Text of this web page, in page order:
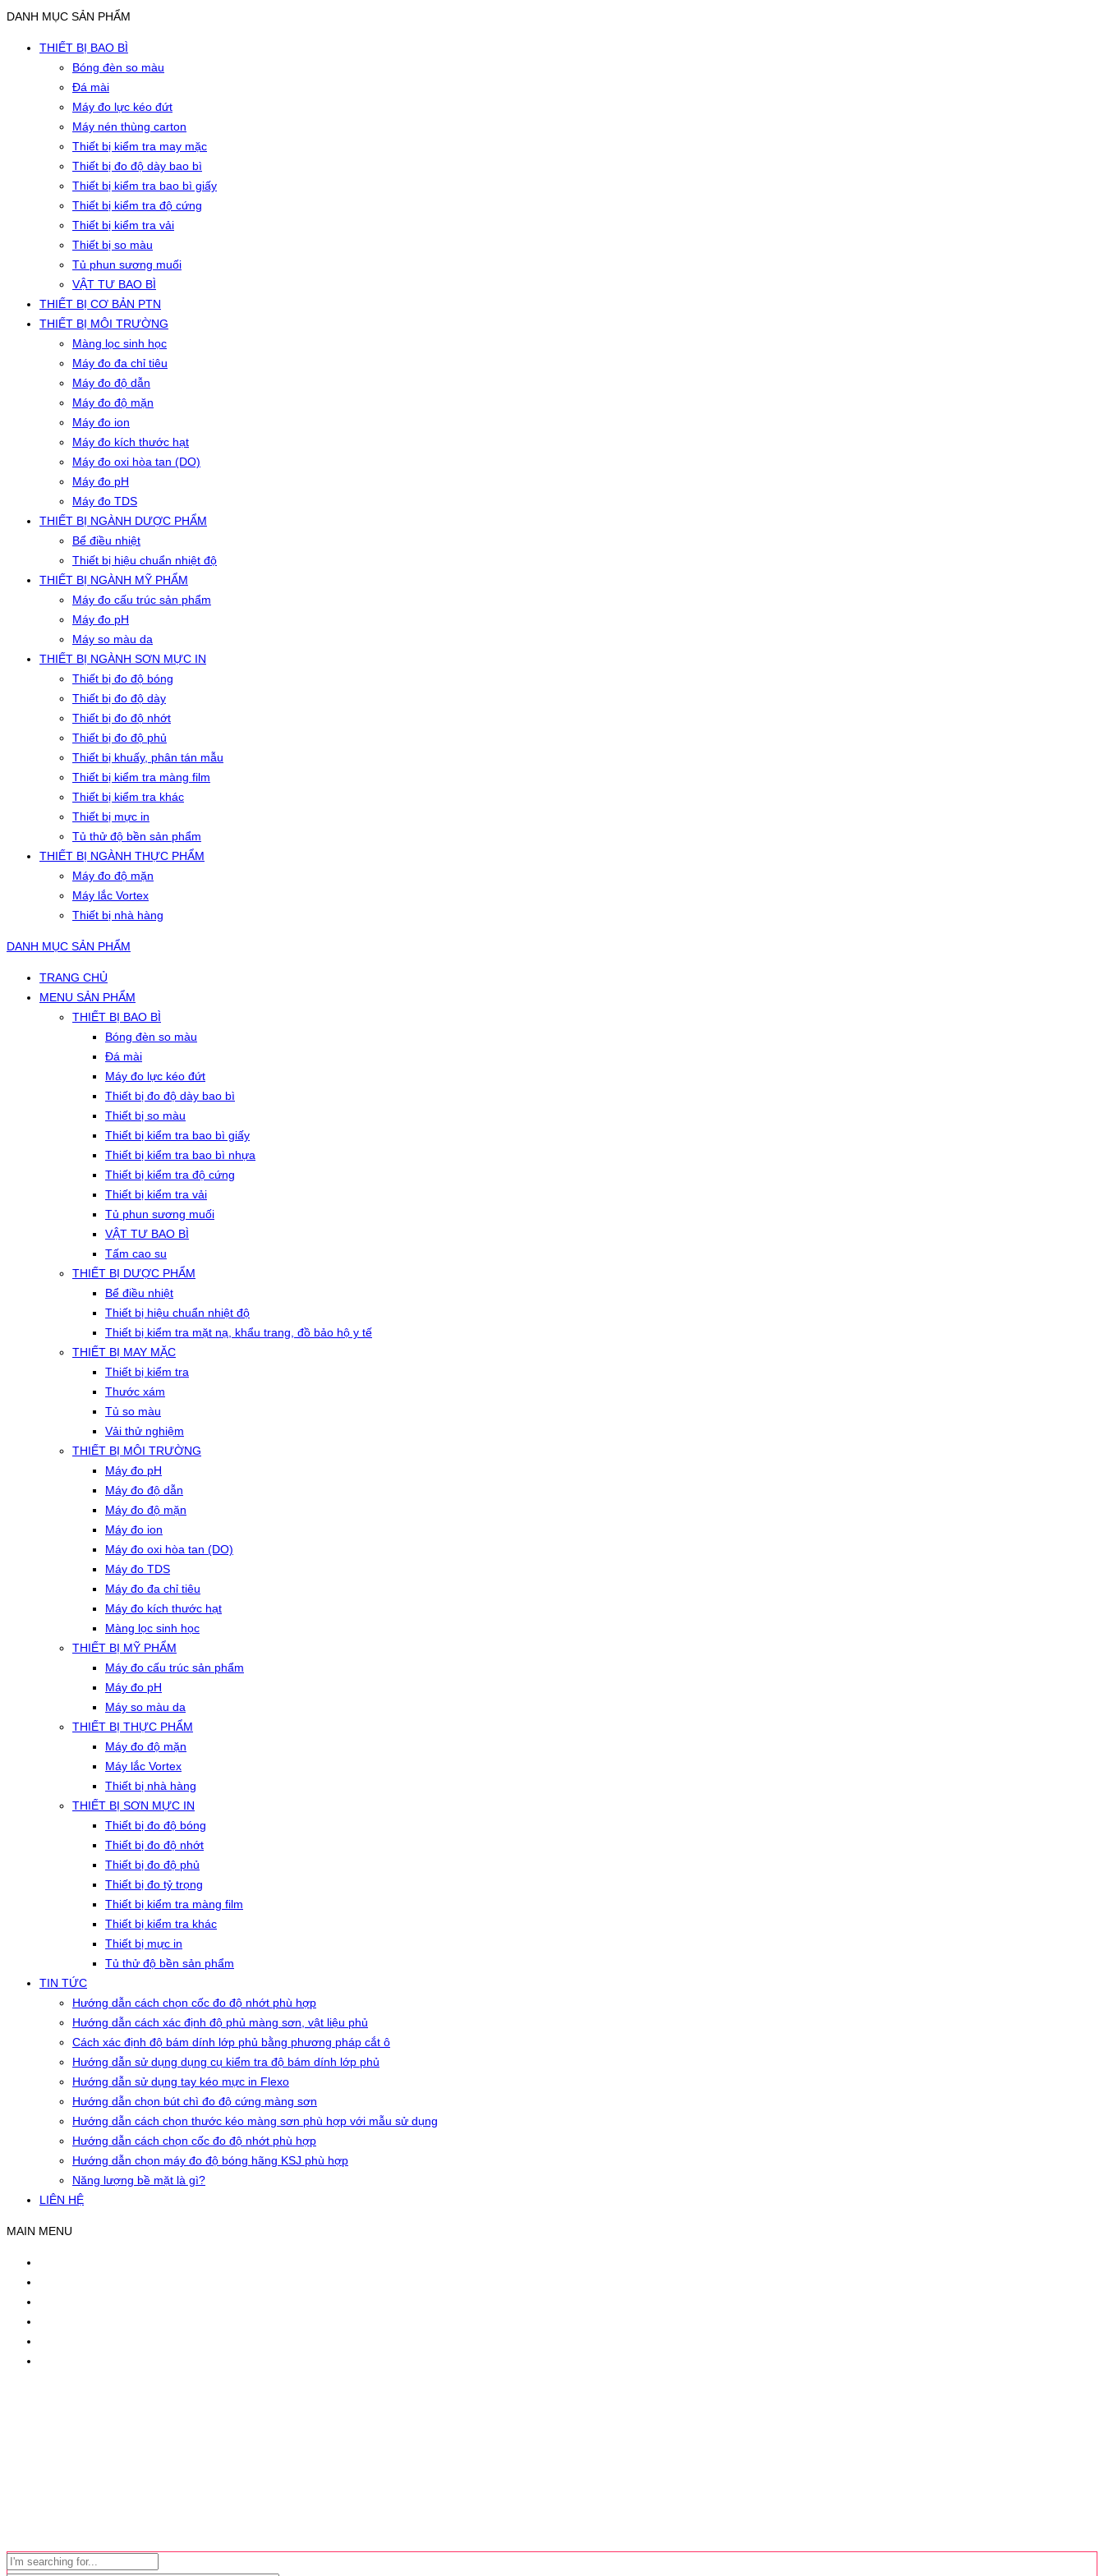
DANH MỤC SẢN PHẨM
THIẾT BỊ BAO BÌ
Bóng đèn so màu
Đá mài
Máy đo lực kéo đứt
Máy nén thùng carton
Thiết bị kiểm tra may mặc
Thiết bị đo độ dày bao bì
Thiết bị kiểm tra bao bì giấy
Thiết bị kiểm tra độ cứng
Thiết bị kiểm tra vải
Thiết bị so màu
Tủ phun sương muối
VẬT TƯ BAO BÌ
THIẾT BỊ CƠ BẢN PTN
THIẾT BỊ MÔI TRƯỜNG
Màng lọc sinh học
Máy đo đa chỉ tiêu
Máy đo độ dẫn
Máy đo độ mặn
Máy đo ion
Máy đo kích thước hạt
Máy đo oxi hòa tan (DO)
Máy đo pH
Máy đo TDS
THIẾT BỊ NGÀNH DƯỢC PHẨM
Bể điều nhiệt
Thiết bị hiệu chuẩn nhiệt độ
THIẾT BỊ NGÀNH MỸ PHẨM
Máy đo cấu trúc sản phẩm
Máy đo pH
Máy so màu da
THIẾT BỊ NGÀNH SƠN MỰC IN
Thiết bị đo độ bóng
Thiết bị đo độ dày
Thiết bị đo độ nhớt
Thiết bị đo độ phủ
Thiết bị khuấy, phân tán mẫu
Thiết bị kiểm tra màng film
Thiết bị kiểm tra khác
Thiết bị mực in
Tủ thử độ bền sản phẩm
THIẾT BỊ NGÀNH THỰC PHẨM
Máy đo độ mặn
Máy lắc Vortex
Thiết bị nhà hàng
DANH MỤC SẢN PHẨM
TRANG CHỦ
MENU SẢN PHẨM
THIẾT BỊ BAO BÌ
Bóng đèn so màu
Đá mài
Máy đo lực kéo đứt
Thiết bị đo độ dày bao bì
Thiết bị so màu
Thiết bị kiểm tra bao bì giấy
Thiết bị kiểm tra bao bì nhựa
Thiết bị kiểm tra độ cứng
Thiết bị kiểm tra vải
Tủ phun sương muối
VẬT TƯ BAO BÌ
Tấm cao su
THIẾT BỊ DƯỢC PHẨM
Bể điều nhiệt
Thiết bị hiệu chuẩn nhiệt độ
Thiết bị kiểm tra mặt nạ, khẩu trang, đồ bảo hộ y tế
THIẾT BỊ MAY MẶC
Thiết bị kiểm tra
Thước xám
Tủ so màu
Vải thử nghiệm
THIẾT BỊ MÔI TRƯỜNG
Máy đo pH
Máy đo độ dẫn
Máy đo độ mặn
Máy đo ion
Máy đo oxi hòa tan (DO)
Máy đo TDS
Máy đo đa chỉ tiêu
Máy đo kích thước hạt
Màng lọc sinh học
THIẾT BỊ MỸ PHẨM
Máy đo cấu trúc sản phẩm
Máy đo pH
Máy so màu da
THIẾT BỊ THỰC PHẨM
Máy đo độ mặn
Máy lắc Vortex
Thiết bị nhà hàng
THIẾT BỊ SƠN MỰC IN
Thiết bị đo độ bóng
Thiết bị đo độ nhớt
Thiết bị đo độ phủ
Thiết bị đo tỷ trọng
Thiết bị kiểm tra màng film
Thiết bị kiểm tra khác
Thiết bị mực in
Tủ thử độ bền sản phẩm
TIN TỨC
Hướng dẫn cách chọn cốc đo độ nhớt phù hợp
Hướng dẫn cách xác định độ phủ màng sơn, vật liệu phủ
Cách xác định độ bám dính lớp phủ bằng phương pháp cắt ô
Hướng dẫn sử dụng dụng cụ kiểm tra độ bám dính lớp phủ
Hướng dẫn sử dụng tay kéo mực in Flexo
Hướng dẫn chọn bút chì đo độ cứng màng sơn
Hướng dẫn cách chọn thước kéo màng sơn phù hợp với mẫu sử dụng
Hướng dẫn cách chọn cốc đo độ nhớt phù hợp
Hướng dẫn chọn máy đo độ bóng hãng KSJ phù hợp
Năng lượng bề mặt là gì?
LIÊN HỆ
MAIN MENU